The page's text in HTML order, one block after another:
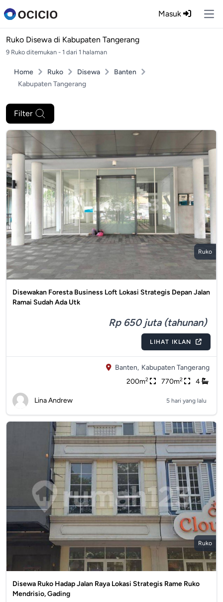
Masuk
Ruko Disewa di Kabupaten Tangerang
9 Ruko ditemukan - 1 dari 1 halaman
Home Ruko Disewa
Banten
Kabupaten Tangerang
Filter
Ruko
Disewakan Foresta Business Loft Lokasi Strategis Depan Jalan
Ramai Sudah Ada Utk
Rp 650 juta (tahunan)
LIHAT IKLAN
Banten, Kabupaten Tangerang
200m2 770m2 4
Lina Andrew 5 hari yang lalu
Ruko
Disewa Ruko Hadap Jalan Raya Lokasi Strategis Rame Ruko
Mendrisio, Gading